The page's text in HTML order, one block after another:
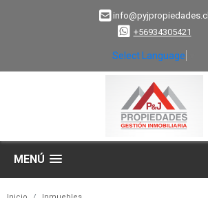
info@pyjpropiedades.cl
+56934305421
Select Language
MENÚ